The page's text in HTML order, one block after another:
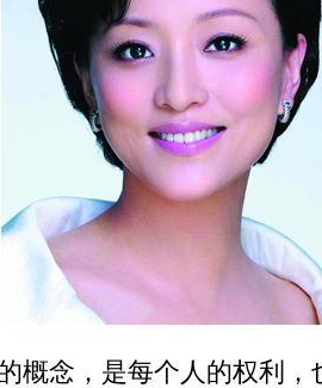
概念，是每个人的权利，